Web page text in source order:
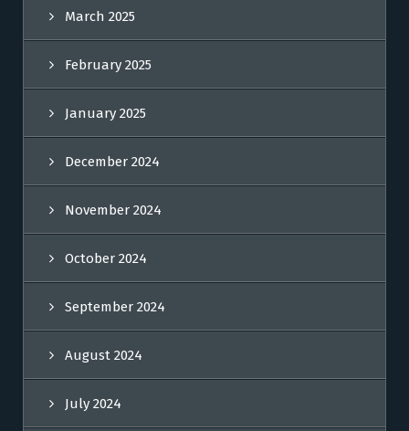
March 2025
February 2025
January 2025
December 2024
November 2024
October 2024
September 2024
August 2024
July 2024